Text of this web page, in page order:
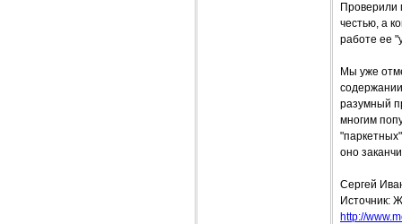
Проверили
честью, а
работе ее
Мы уже
разумный
многим
оно
Сергей
Источник:
http://